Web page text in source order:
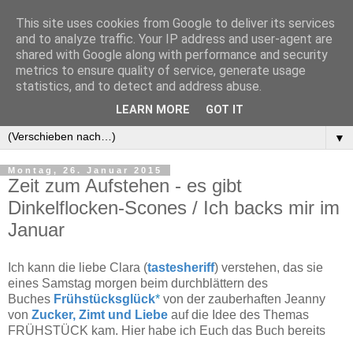
▼
Montag, 26. Januar 2015
Zeit zum Aufstehen - es gibt
Dinkelflocken-Scones / Ich backs mir im
Januar
Ich kann die liebe Clara (tastesheriff) verstehen, das sie
eines Samstag morgen beim durchblättern des
Buches Frühstücksglück* von der zauberhaften Jeanny
von Zucker, Zimt und Liebe auf die Idee des Themas
FRÜHSTÜCK kam. Hier habe ich Euch das Buch bereits
This site uses cookies from Google to deliver its services
and to analyze traffic. Your IP address and user-agent are
shared with Google along with performance and security
metrics to ensure quality of service, generate usage
statistics, and to detect and address abuse.
LEARN MORE GOT IT